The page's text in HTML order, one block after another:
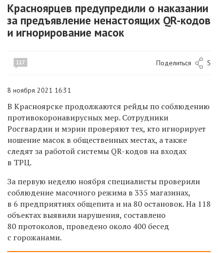
Красноярцев предупредили о наказании
за предъявление ненастоящих QR-кодов
и игнорирование масок
117 Поделиться 5
8 ноября 2021 16:31
В Красноярске продолжаются рейды по соблюдению
противокоронавирусных мер. Сотрудники
Росгвардии и мэрии проверяют тех, кто игнорирует
ношение масок в общественных местах, а также
следят за работой системы QR-кодов на входах
в ТРЦ.
За первую неделю ноября специалисты проверили
соблюдение масочного режима в 335 магазинах,
в 6 предприятиях общепита и на 80 остановок.На 118
объектах выявили нарушения, составлено
80 протоколов, проведено около 400 бесед
с горожанами.